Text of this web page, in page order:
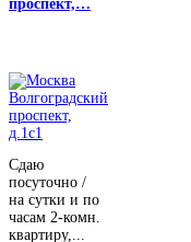
проспект,…
Сдаю
посуточно /
на сутки и по
часам 2-комн.
квартиру,...